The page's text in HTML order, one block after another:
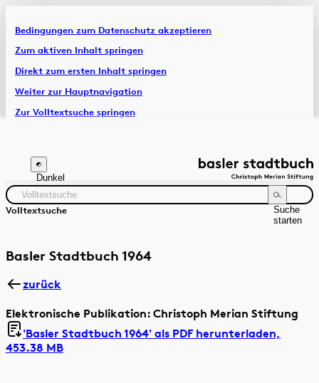
Bedingungen zum Datenschutz akzeptieren
Zum aktiven Inhalt springen
Direkt zum ersten Inhalt springen
Weiter zur Hauptnavigation
Zur Volltextsuche springen
Artikel & Dossiers
Chronik
Dunkel
Volltextsuche
Suche
starten
Zeitraum Autor:in
Basler Stadtbuch 1964
zurück
Elektronische Publikation: Christoph Merian Stiftung
'Basler Stadtbuch 1964' als PDF herunterladen,
453.38 MB